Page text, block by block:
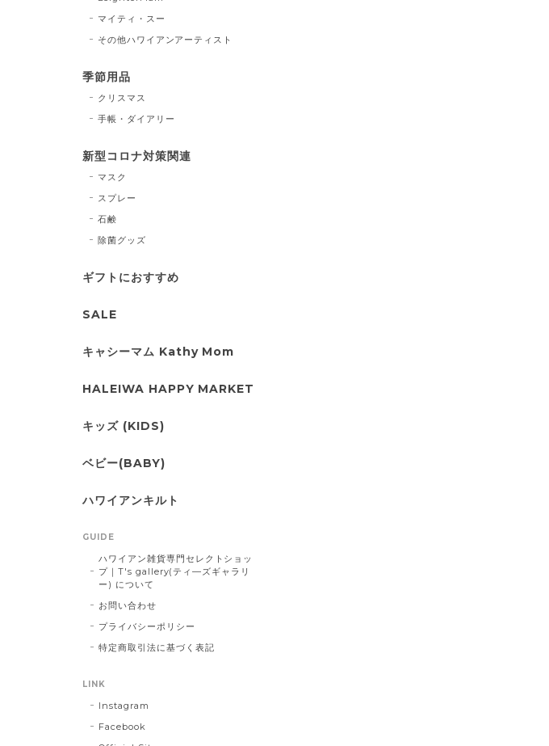
マイティ・スー
その他ハワイアンアーティスト
季節用品
クリスマス
手帳・ダイアリー
新型コロナ対策関連
マスク
スプレー
石鹸
除菌グッズ
ギフトにおすすめ
SALE
キャシーマム Kathy Mom
HALEIWA HAPPY MARKET
キッズ (KIDS)
ベビー(BABY)
ハワイアンキルト
GUIDE
ハワイアン雑貨専門セレクトショッ
プ｜T's gallery(ティ―ズギャラリ
ー) について
お問い合わせ
プライバシーポリシー
特定商取引法に基づく表記
LINK
Instagram
Facebook